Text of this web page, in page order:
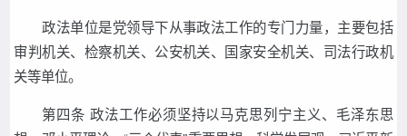
政法单位是党领导下从事政法工作的专门力量，主要包括
审判机关、检察机关、公安机关、国家安全机关、司法行政机
关等单位。
第四条 政法工作必须坚持以马克思列宁主义、毛泽东思